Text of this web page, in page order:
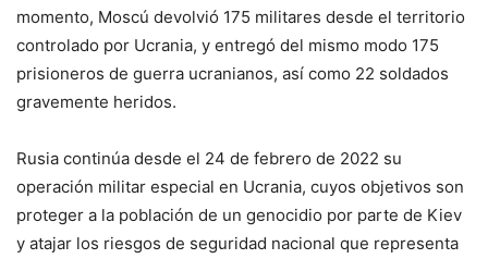
momento, Moscú devolvió 175 militares desde el territorio
controlado por Ucrania, y entregó del mismo modo 175
prisioneros de guerra ucranianos, así como 22 soldados
gravemente heridos.
Rusia continúa desde el 24 de febrero de 2022 su
operación militar especial en Ucrania, cuyos objetivos son
proteger a la población de un genocidio por parte de Kiev
y atajar los riesgos de seguridad nacional que representa